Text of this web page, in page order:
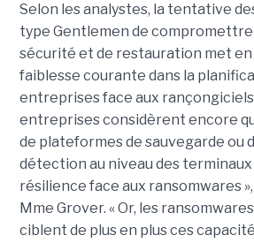
Selon les analystes, la tentative
type Gentlemen de compromettre
sécurité et de restauration met
faiblesse courante dans la
entreprises face aux
entreprises considèrent encore
de plateformes de sauvegarde ou
détection au niveau des terminaux
résilience face aux ransomwares
Mme Grover. « Or, les
ciblent de plus en plus ces